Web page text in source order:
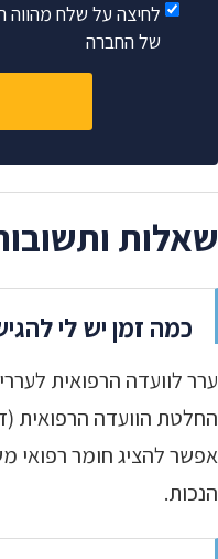
לחיצה על שלח
של החברה
שאלות
כמה זמן יש לי
החלטת הוועדה הרפואית
אפשר להציג חומר רפואי
הנכות.